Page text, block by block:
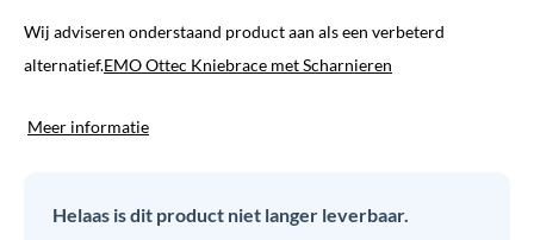
Wij adviseren onderstaand product aan als een verbeterd
alternatief.EMO Ottec Kniebrace met Scharnieren
Meer informatie
Helaas is dit product niet langer leverbaar.